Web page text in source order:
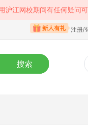
江网校期间有任何疑问可
注册/
搜索